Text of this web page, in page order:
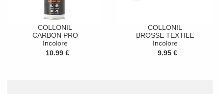
COLLONIL
CARBON PRO
Incolore
10.99 €
COLLONIL
BROSSE TEXTILE
Incolore
9.95 €